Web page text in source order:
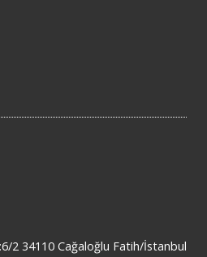
2 34110 Cağaloğlu Fatih/İstanbul